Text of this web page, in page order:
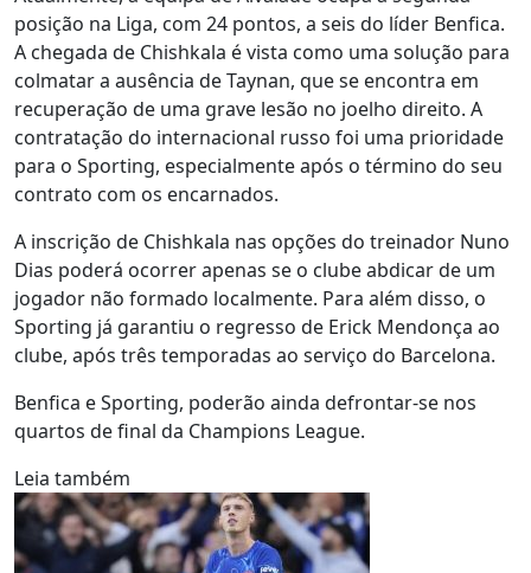
posição na Liga, com 24 pontos, a seis do líder Benfica.
A chegada de Chishkala é vista como uma solução para
colmatar a ausência de Taynan, que se encontra em
recuperação de uma grave lesão no joelho direito. A
contratação do internacional russo foi uma prioridade
para o Sporting, especialmente após o término do seu
contrato com os encarnados.
A inscrição de Chishkala nas opções do treinador Nuno
Dias poderá ocorrer apenas se o clube abdicar de um
jogador não formado localmente. Para além disso, o
Sporting já garantiu o regresso de Erick Mendonça ao
clube, após três temporadas ao serviço do Barcelona.
Benfica e Sporting, poderão ainda defrontar-se nos
quartos de final da Champions League.
Leia também